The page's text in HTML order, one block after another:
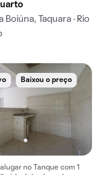
Boiúna, Taquara · Rio
Baixou o preço
no Tanque com 1